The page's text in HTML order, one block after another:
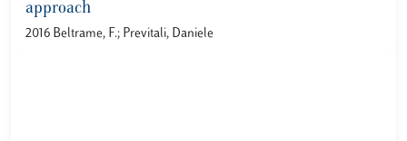
approach
2016 Beltrame, F.; Previtali, Daniele